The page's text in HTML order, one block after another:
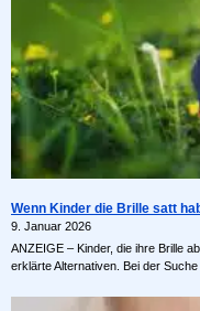
Wenn Kinder die Brille satt
9. Januar 2026
ANZEIGE – Kinder, die ihre Brille
erklärte Alternativen. Bei der